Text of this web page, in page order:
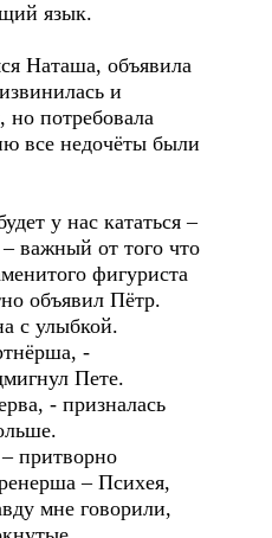
язык.
Наташа, объявила
и
но потребовала
все недочёты были
у нас кататься –
важный от того что
фигуриста
объявил Пётр.
с улыбкой.
-
Пете.
- призналась
притворно
– Психея,
мне говорили,